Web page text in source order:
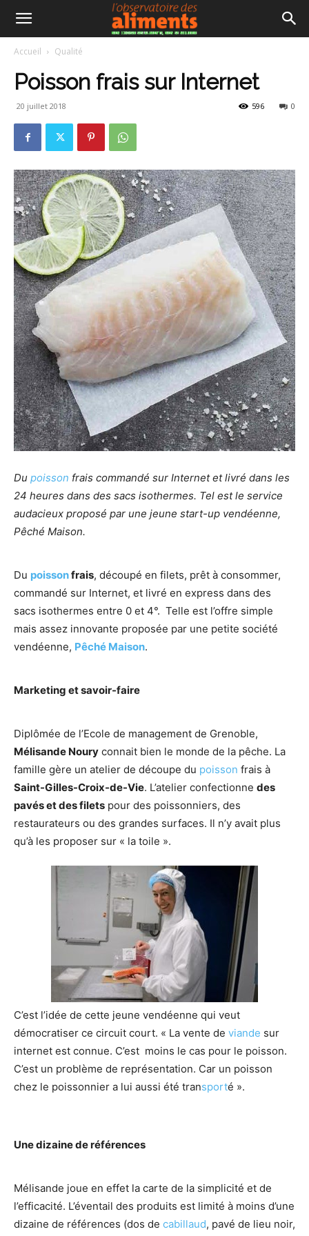
Accueil Qualité
Poisson frais sur Internet
20 juillet 2018 0
596
Du poisson frais commandé sur Internet et livré dans les
24 heures dans des sacs isothermes. Tel est le service
audacieux proposé par une jeune start-up vendéenne,
Pêché Maison.
Du poissonfrais, découpé en filets, prêt à consommer,
commandé sur Internet, et livré en express dans des
sacs isothermes entre 0 et 4°. Telle est l’offre simple
mais assez innovante proposée par une petite société
vendéenne, Pêché Maison.
Marketing et savoir-faire
Diplômée de l’Ecole de management de Grenoble,
Mélisande Noury connait bien le monde de la pêche. La
famille gère un atelier de découpe du poisson frais à
Saint-Gilles-Croix-de-Vie. L’atelier confectionne des
pavés et des filets pour des poissonniers, des
restaurateurs ou des grandes surfaces. Il n’y avait plus
qu’à les proposer sur « la toile ».
C’est l’idée de cette jeune vendéenne qui veut
démocratiser ce circuit court. « La vente de viande sur
internet est connue. C’est moins le cas pour le poisson.
C’est un problème de représentation. Car un poisson
chez le poissonnier a lui aussi été transporté ».
Une dizaine de références
Mélisande joue en effet la carte de la simplicité et de
l’efficacité. L’éventail des produits est limité à moins d’une
dizaine de références (dos de cabillaud, pavé de lieu noir,